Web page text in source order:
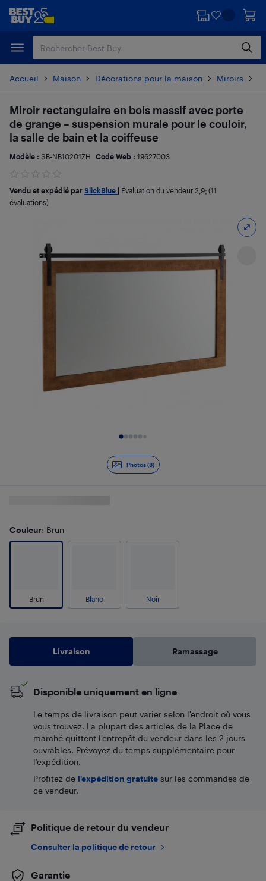
Passer
principal
Passer
Accueil Maison Décorations pour la maison Miroirs
Photos (8)
Miroir rectangulaire en bois massif avec porte
de grange – suspension murale pour le couloir,
la salle de bain et la coiffeuse
Modèle : SB-NB10201ZH Code Web : 19627003
Vendu et expédié par SlickBlue Évaluation du vendeur 2,9; (11
évaluations)
Couleur: Brun
Brun Blanc Noir
Livraison Ramassage
Disponible uniquement en ligne
Le temps de livraison peut varier selon l'endroit où vous
vous trouvez. La plupart des articles de la Place de
marché quittent l’entrepôt du vendeur dans les 2 jours
ouvrables. Prévoyez du temps supplémentaire pour
l’expédition.
Profitez de l'expédition gratuite sur les commandes de
ce vendeur.
Politique de retour du vendeur
Consulter la politique de retour
Garantie